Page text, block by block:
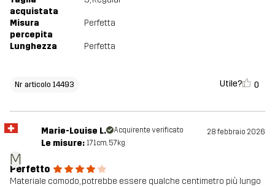
acquistata
Misura
percepita
Perfetta
Lunghezza Perfetta
Nr articolo 14493 Utile? 0
M
Marie-Louise L. Acquirente verificato 28 febbraio 2026
Le misure: 171cm, 57kg
Perfetto
Materiale comodo, potrebbe essere qualche centimetro più lungo